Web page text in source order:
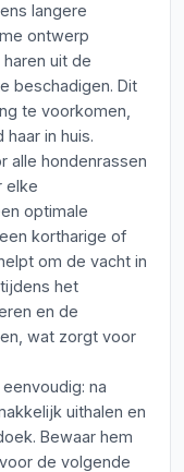
langere
ontwerp
uit de
beschadigen. Dit
te voorkomen,
in huis.
alle hondenrassen
elke
optimale
kortharige of
om de vacht in
het
en de
wat zorgt voor
na
uithalen en
Bewaar hem
de volgende